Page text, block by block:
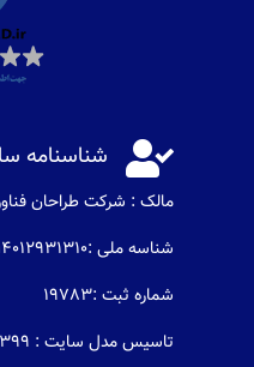
 شناسنامه
مالک : شرکت طراحان
شناسه ملی :14012931310
شماره ثبت :19783
تاسیس مدل سایت : 1399